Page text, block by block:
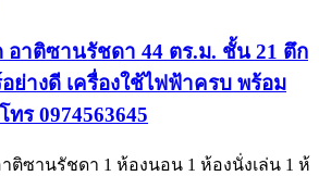
อาติซานรัชดา 44 ตร.ม. ชั้น 21 ตึก
อย่างดี เครื่องใช้ไฟฟ้าครบ พร้อม
ทร 0974563645
ติซานรัชดา 1 ห้องนอน 1 ห้องนั่งเล่น 1 ห้